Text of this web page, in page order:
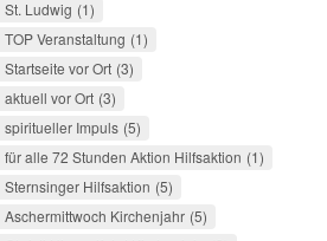
St. Ludwig 1
TOP Veranstaltung 1
Startseite vor Ort 3
aktuell vor Ort 3
spiritueller Impuls 5
für alle 72 Stunden Aktion Hilfsaktion 1
Sternsinger Hilfsaktion 5
Aschermittwoch Kirchenjahr 5